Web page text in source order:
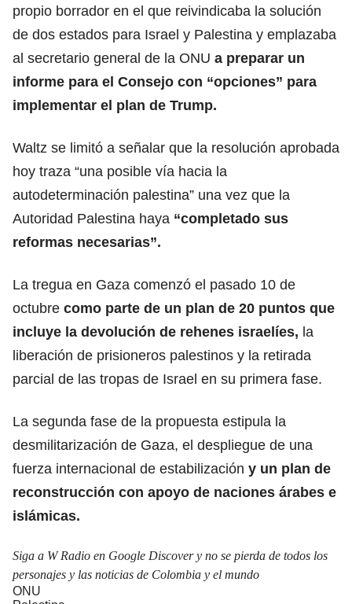
propio borrador en el que reivindicaba la solución
de dos estados para Israel y Palestina y emplazaba
al secretario general de la ONU a preparar un
informe para el Consejo con “opciones” para
implementar el plan de Trump.
Waltz se limitó a señalar que la resolución aprobada
hoy traza “una posible vía hacia la
autodeterminación palestina” una vez que la
Autoridad Palestina haya “completado sus
reformas necesarias”.
La tregua en Gaza comenzó el pasado 10 de
octubre como parte de un plan de 20 puntos que
incluye la devolución de rehenes israelíes, la
liberación de prisioneros palestinos y la retirada
parcial de las tropas de Israel en su primera fase.
La segunda fase de la propuesta estipula la
desmilitarización de Gaza, el despliegue de una
fuerza internacional de estabilización y un plan de
reconstrucción con apoyo de naciones árabes e
islámicas.
Siga a W Radio en Google Discover y no se pierda de todos los
personajes y las noticias de Colombia y el mundo
ONU